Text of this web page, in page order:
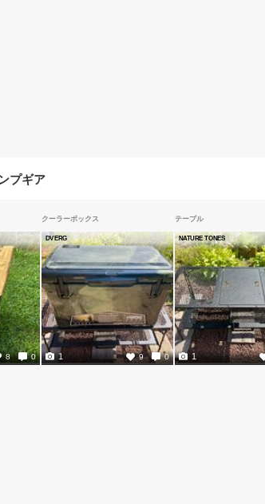
プギア
8 0
クーラーボックス
DVERG
9 0
1
テーブル
NATURE TONES
1